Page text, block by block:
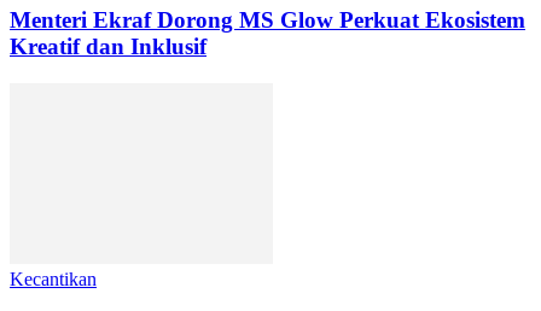
Menteri Ekraf Dorong MS Glow Perkuat Ekosistem
Kreatif dan Inklusif
Kecantikan